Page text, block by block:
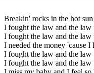
Breakin' rocks in the hot sun
I fought the law and the law
I fought the law and the law
I needed the money 'cause I
I fought the law and the law
I fought the law and the law